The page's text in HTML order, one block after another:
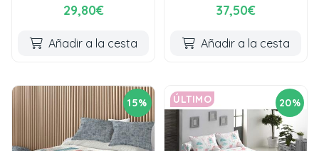
29,80€
Añadir a la cesta
37,50€
Añadir a la cesta
15% 20%
ÚLTIMO